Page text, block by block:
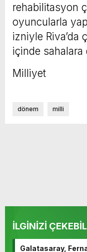
rehabilitasyon
oyuncularla
izniyle Riva’da
içinde sahalara
Milliyet
dönem milli
İLGİNİZİ
Galatasaray,